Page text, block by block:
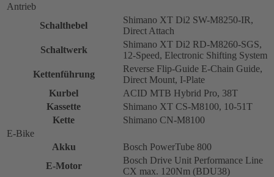
Antrieb
Schalthebel
Shimano XT Di2 SW-M8250-IR,
Direct Attach
Schaltwerk
Shimano XT Di2 RD-M8260-SGS,
12-Speed, Electronic Shifting System
Kettenführung
Reverse Flip-Guide E-Chain Guide,
Direct Mount, I-Plate
Kurbel
ACID MTB Hybrid Pro, 38T
Kassette
Shimano XT CS-M8100, 10-51T
Kette
Shimano CN-M8100
E-Bike
Akku
Bosch PowerTube 800
E-Motor
Bosch Drive Unit Performance Line
CX max. 120Nm (BDU38)